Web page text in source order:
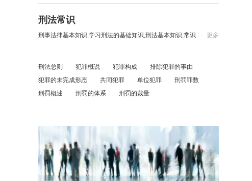
刑法常识
更多
刑事法律基本知识,学习刑法的基础知识,刑法基本知识,常识..
刑法总则 犯罪概说 犯罪构成
排除犯罪的事由
犯罪的未完成形态
共同犯罪 单位犯罪
刑罚罪数
刑罚概述
刑罚的体系 刑罚的裁量